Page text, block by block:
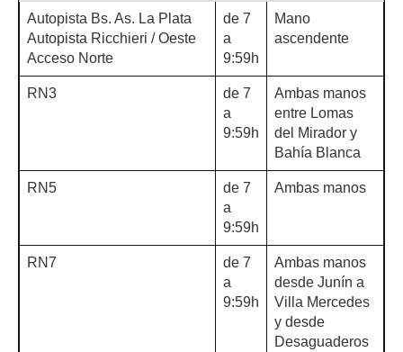
Autopista Bs. As. La Plata
Autopista Ricchieri / Oeste
Acceso Norte
de 7
a
9:59h
Mano
ascendente
RN3
de 7
a
9:59h
Ambas manos
entre Lomas
del Mirador y
Bahía Blanca
RN5
de 7
a
9:59h
Ambas manos
RN7
de 7
a
9:59h
Ambas manos
desde Junín a
Villa Mercedes
y desde
Desaguaderos